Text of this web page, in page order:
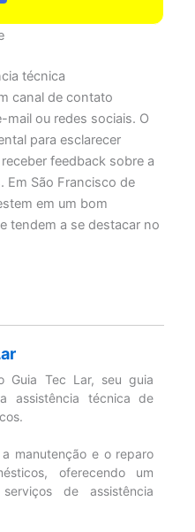
técnica
canal de contato
ou redes sociais. O
para esclarecer
feedback sobre a
Em São Francisco de
em um bom
tendem a se destacar no
Guia Tec Lar, seu guia
assistência técnica de
manutenção e o reparo
oferecendo um
de assistência